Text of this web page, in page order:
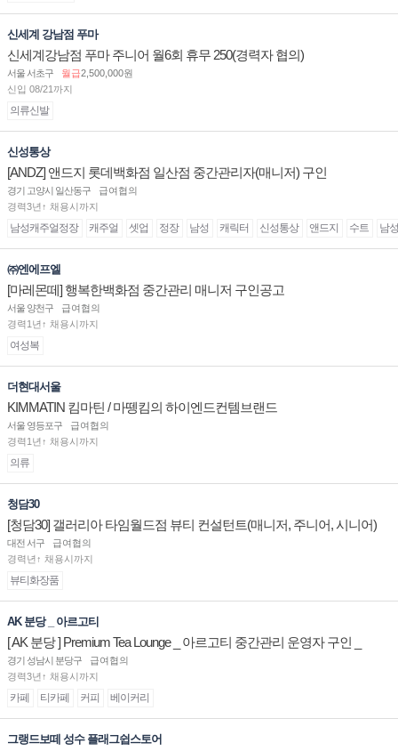
신세계 강남점 푸마
신세계강남점 푸마 주니어 월6회 휴무 250(경력자 협의)
서울 서초구 월급2,500,000원
신입 08/21까지
의류신발
신성통상
[ANDZ] 앤드지 롯데백화점 일산점 중간관리자(매니저) 구인
경기 고양시 일산동구
급여협의
경력3년↑ 채용시까지
남성캐주얼정장 캐주얼 셋업 정장 남성 캐릭터 신성통상 앤드지 수트 남
㈜엔에프엘
[마레몬떼] 행복한백화점 중간관리 매니저 구인공고
서울 양천구
급여협의
경력1년↑ 채용시까지
여성복
더현대서울
KIMMATIN 킴마틴 / 마뗑킴의 하이엔드컨템브랜드
서울 영등포구
급여협의
경력1년↑ 채용시까지
의류
청담30
[청담30] 갤러리아 타임월드점 뷰티 컨설턴트(매니저, 주니어, 시니어)
채용
대전 서구
급여협의
경력년↑ 채용시까지
뷰티화장품
AK 분당 _ 아르고티
[ AK 분당 ] Premium Tea Lounge _ 아르고티 중간관리 운영자 구인 _
경기 성남시 분당구
급여협의
경력3년↑ 채용시까지
카페 티카페 커피 베이커리
그랭드보떼 성수 플래그쉽스토어